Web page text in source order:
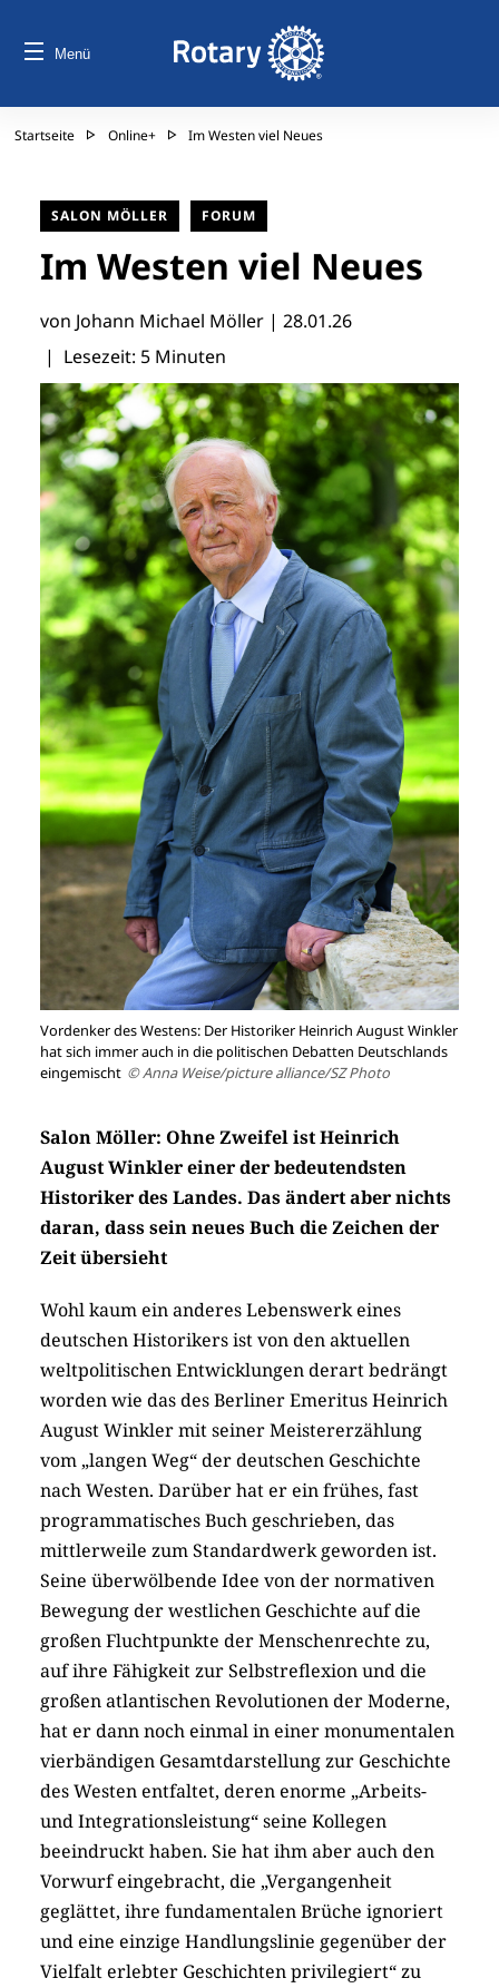
Menü
Startseite Online+ Im Westen viel Neues
SALON MÖLLER FORUM
Im Westen viel Neues
von Johann Michael Möller | 28.01.26
| Lesezeit: 5 Minuten
Vordenker des Westens: Der Historiker Heinrich August Winkler
hat sich immer auch in die politischen Debatten Deutschlands
eingemischt © Anna Weise/picture alliance/SZ Photo
Salon Möller: Ohne Zweifel ist Heinrich
August Winkler einer der bedeutendsten
Historiker des Landes. Das ändert aber nichts
daran, dass sein neues Buch die Zeichen der
Zeit übersieht
Wohl kaum ein anderes Lebenswerk eines
deutschen Historikers ist von den aktuellen
weltpolitischen Entwicklungen derart bedrängt
worden wie das des Berliner Emeritus Heinrich
August Winkler mit seiner Meistererzählung
vom „langen Weg“ der deutschen Geschichte
nach Westen. Darüber hat er ein frühes, fast
programmatisches Buch geschrieben, das
mittlerweile zum Standardwerk geworden ist.
Seine überwölbende Idee von der normativen
Bewegung der westlichen Geschichte auf die
großen Fluchtpunkte der Menschenrechte zu,
auf ihre Fähigkeit zur Selbstreflexion und die
großen atlantischen Revolutionen der Moderne,
hat er dann noch einmal in einer monumentalen
vierbändigen Gesamtdarstellung zur Geschichte
des Westen entfaltet, deren enorme „Arbeits-
und Integrationsleistung“ seine Kollegen
beeindruckt haben. Sie hat ihm aber auch den
Vorwurf eingebracht, die „Vergangenheit
geglättet, ihre fundamentalen Brüche ignoriert
und eine einzige Handlungslinie gegenüber der
Vielfalt erlebter Geschichten privilegiert“ zu